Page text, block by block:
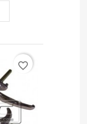
favorite_border